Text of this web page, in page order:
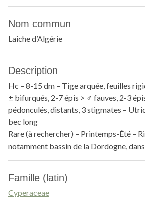
Nom commun
Laîche d’Algérie
Description
Hc – 8-15 dm – Tige arquée, feuilles
± bifurqués, 2-7 épis > ♂ fauves, 2-3
pédonculés, distants, 3 stigmates –
bec long
Rare (à rechercher) – Printemps-Été –
notamment bassin de la Dordogne,
Famille (latin)
Cyperaceae